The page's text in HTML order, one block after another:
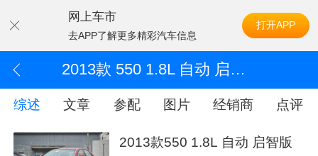
网上车市
去APP了解更多精彩汽车信息
打开APP
2013款 550 1.8L 自动 启智版
综述 文章 参配 图片 经销商 点评
2013款550 1.8L 自动 启智版